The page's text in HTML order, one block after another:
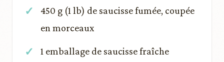
450 g (1 lb) de saucisse fumée, coupée
en morceaux
1 emballage de saucisse fraîche